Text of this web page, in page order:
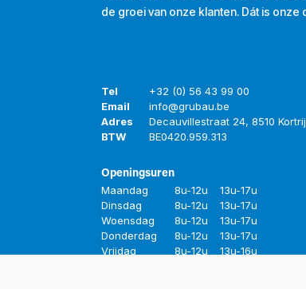
de groei van onze klanten. Dát is onze
Tel
+32 (0) 56 43 99 00
Email
info@grubau.be
Adres
Decauvillestraat 24, 8510
BTW
BE0420.959.313
Openingsuren
Maandag 8u-12u
13u-17u
Dinsdag
8u-12u
13u-17u
Woensdag
8u-12u
13u-17u
Donderdag
8u-12u
13u-17u
Vrijdag
8u-12u 13u-16u